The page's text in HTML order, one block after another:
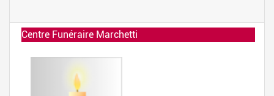
Centre Funéraire Marchetti